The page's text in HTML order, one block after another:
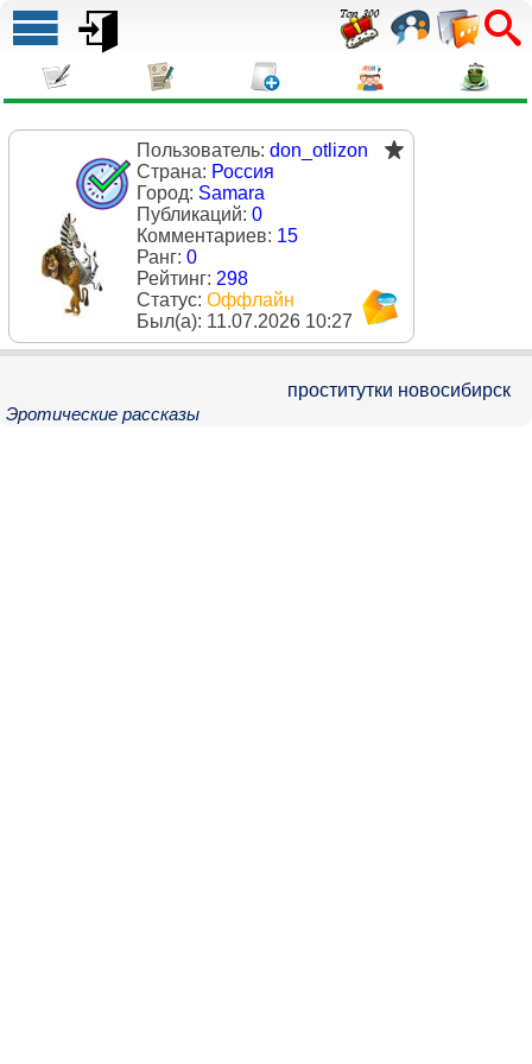
Пользователь: don_otlizon
Страна: Россия
Город: Samara
Публикаций: 0
Комментариев: 15
Ранг: 0
Рейтинг: 298
Статус: Оффлайн
Был(a): 11.07.2026 10:27
Эротические рассказы
проститутки новосибирск